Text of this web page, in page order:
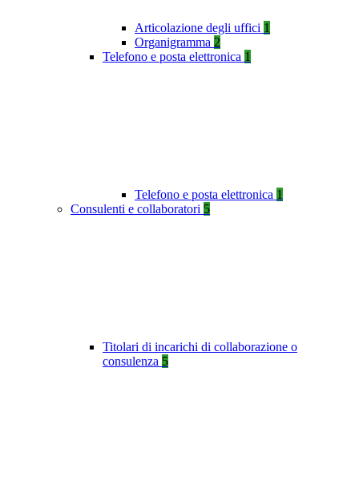
Articolazione degli uffici 1
Organigramma 2
Telefono e posta elettronica 1
Telefono e posta elettronica 1
Consulenti e collaboratori 5
Titolari di incarichi di collaborazione o
consulenza 5